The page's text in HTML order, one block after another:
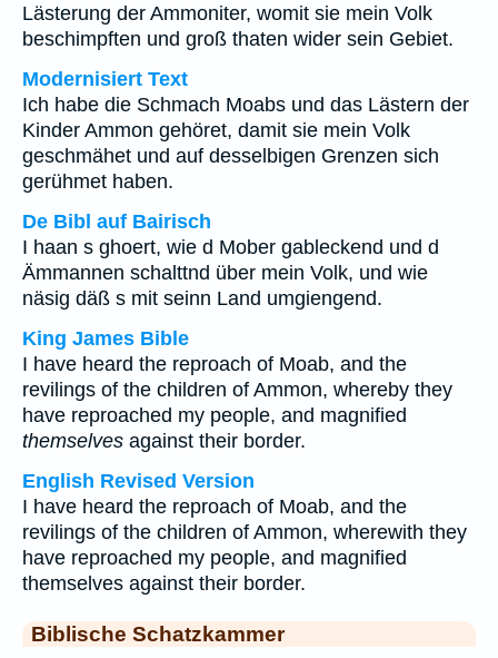
Lästerung der Ammoniter, womit sie mein Volk
beschimpften und groß thaten wider sein Gebiet.
Modernisiert Text
Ich habe die Schmach Moabs und das Lästern der
Kinder Ammon gehöret, damit sie mein Volk
geschmähet und auf desselbigen Grenzen sich
gerühmet haben.
De Bibl auf Bairisch
I haan s ghoert, wie d Mober gableckend und d
Ämmannen schalttnd über mein Volk, und wie
näsig däß s mit seinn Land umgiengend.
King James Bible
I have heard the reproach of Moab, and the
revilings of the children of Ammon, whereby they
have reproached my people, and magnified
themselves against their border.
English Revised Version
I have heard the reproach of Moab, and the
revilings of the children of Ammon, wherewith they
have reproached my people, and magnified
themselves against their border.
Biblische Schatzkammer